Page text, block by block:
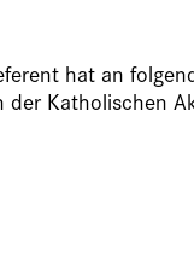
hat an
Katholischen